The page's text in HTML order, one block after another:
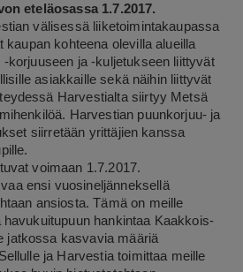
eteläosassa 1.7.2017.
välisessä liiketoimintakaupassa
kohteena olevilla alueilla
korjuuseen ja -kuljetukseen liittyvät
asiakkaille sekä näihin liittyvät
Harvestialta siirtyy Metsä
Harvestian puunkorjuu- ja
siirretään yrittäjien kanssa
voimaan 1.7.2017.
ensi vuosineljänneksellä
ansiosta. Tämä on meille
hankintaa Kaakkois-
jatkossa kasvavia määriä
ja Harvestia toimittaa meille